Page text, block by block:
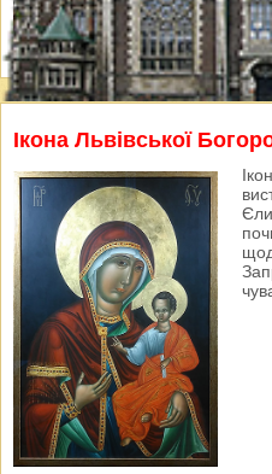
Ікона Львівської